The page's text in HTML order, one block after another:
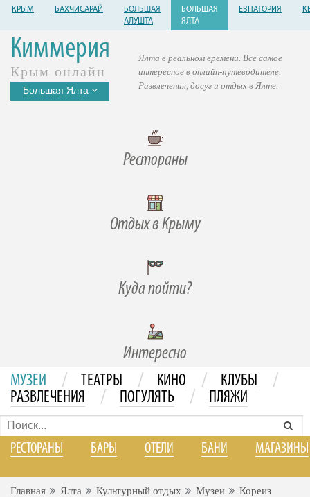
КРЫМ БАХЧИСАРАЙ
БОЛЬШАЯ
АЛУШТА
БОЛЬШАЯ
ЯЛТА
ЕВПАТОРИЯ
Киммерия
Крым онлайн
Большая Ялта
Рестораны
Отдых в Крыму
Куда пойти?
Интересно
Ялта в реальном времени. Все самое
интересное в онлайн-путеводителе.
Развлечения, досуг и отдых в Ялте.
МУЗЕИ / ТЕАТРЫ / КИНО / КЛУБЫ /
РАЗВЛЕЧЕНИЯ / ПОГУЛЯТЬ / ПЛЯЖИ
РЕСТОРАНЫ БАРЫ ОТЕЛИ БАНИ МАГАЗИНЫ
Главная Ялта Культурный отдых Музеи Кореиз